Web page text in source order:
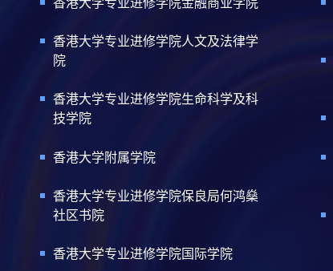
香港大学专业进修学院人文及法律学
院
香港大学专业进修学院生命科学及科
技学院
香港大学附属学院
香港大学专业进修学院保良局何鸿燊
社区书院
香港大学专业进修学院国际学院